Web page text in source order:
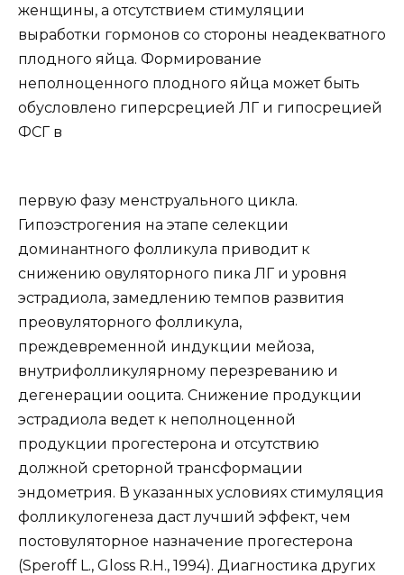
женщины, а отсутствием стимуляции
выработки гормонов со стороны неадекватного
плодного яйца. Формирование
неполноценного плодного яйца может быть
обусловлено гиперсрецией ЛГ и гипосрецией
ФСГ в
первую фазу менструального цикла.
Гипоэстрогения на этапе селекции
доминантного фолликула приводит к
снижению овуляторного пика ЛГ и уровня
эстрадиола, замедлению темпов развития
преовуляторного фолликула,
преждевременной индукции мейоза,
внутрифолликулярному перезреванию и
дегенерации ооцита. Снижение продукции
эстрадиола ведет к неполноценной
продукции прогестерона и отсутствию
должной среторной трансформации
эндометрия. В указанных условиях стимуляция
фолликулогенеза даст лучший эффект, чем
постовуляторное назначение прогестерона
(Speroff L., Gloss R.H., 1994). Диагностика других